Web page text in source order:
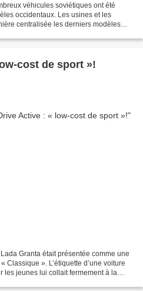
véhicules soviétiques ont été
occidentaux. Les usines et les
centralisée les derniers modèles
cost de sport »!
Granta était présentée comme une
Classique ». L’étiquette d’une voiture
les jeunes lui collait fermement à la